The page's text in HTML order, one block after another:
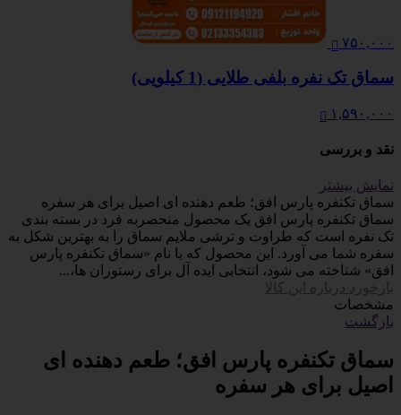
۷۵۰,۰۰۰
سماق تک نفره بلفی طلایی (1 کیلویی)
۱,۵۹۰,۰۰۰
نقد و بررسی
نمایش بیشتر
سماق تکنفره پارس افق؛ طعم دهنده ای اصیل برای هر سفره
سماق تکنفره پارس افق یک محصول منحصربه فرد در بسته بندی
تک نفره است که طراوت و ترشی ملایم سماق را به بهترین شکل به
سفره شما می آورد. این محصول که با نام «سماق تکنفره پارس
افق» شناخته می شود، انتخابی ایده آل برای رستوران ها،...
بازخورد درباره این کالا
مشخصات
بازگشت
سماق تکنفره پارس افق؛ طعم دهنده ای
اصیل برای هر سفره